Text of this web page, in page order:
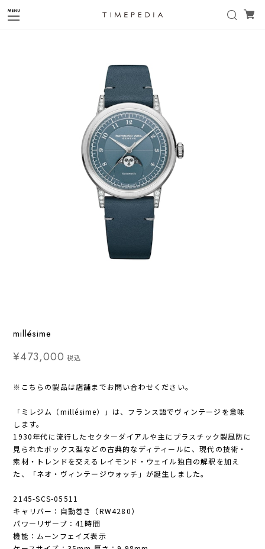
millésime
¥473,000 税込
※こちらの製品は店舗までお問い合わせください。
「ミレジム（millésime）」は、フランス語でヴィンテージを意味
します。
1930年代に流行したセクターダイアルや主にプラスチック製風防に
見られたボックス型などの古典的なディティールに、現代の技術・
素材・トレンドを交えるレイモンド・ウェイル独自の解釈を加え
た、「ネオ・ヴィンテージウォッチ」が誕生しました。
2145-SCS-05511
キャリバー：自動巻き（RW4280）
パワーリザーブ：41時間
機能：ムーンフェイズ表示